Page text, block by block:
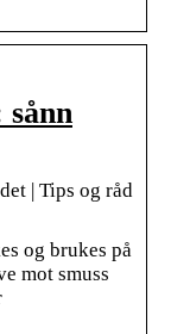
| Tips og råd
og brukes på
mot smuss